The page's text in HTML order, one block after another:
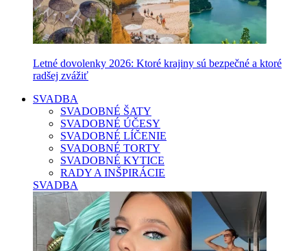
Letné dovolenky 2026: Ktoré krajiny sú bezpečné a ktoré
radšej zvážiť
SVADBA
SVADOBNÉ ŠATY
SVADOBNÉ ÚČESY
SVADOBNÉ LÍČENIE
SVADOBNÉ TORTY
SVADOBNÉ KYTICE
RADY A INŠPIRÁCIE
SVADBA